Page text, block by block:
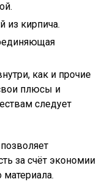
из кирпича.
как и прочие
плюсы и
следует
за счёт экономии
материала.